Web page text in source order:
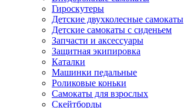
Гироскутеры
Детские двухколесные самокаты
Детские самокаты с сиденьем
Запчасти и аксессуары
Защитная экипировка
Каталки
Машинки педальные
Роликовые коньки
Самокаты для взрослых
Скейтборды